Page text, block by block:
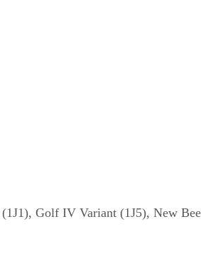
Golf IV Variant (1J5), New